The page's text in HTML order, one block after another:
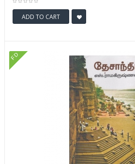
ADD TO CART
FD